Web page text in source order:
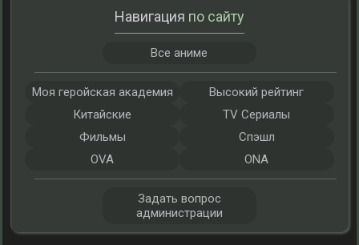
Навигация по сайту
Все аниме
Моя геройская академия
Высокий рейтинг
Китайские
TV Сериалы
Фильмы
Спэшл
OVA
ONA
Задать вопрос
администрации